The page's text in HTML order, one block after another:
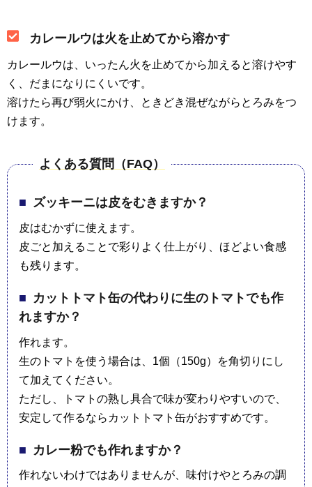
カレールウは火を止めてから溶かす
カレールウは、いったん火を止めてから加えると溶けやす
く、だまになりにくいです。
溶けたら再び弱火にかけ、ときどき混ぜながらとろみをつ
けます。
よくある質問（FAQ）
ズッキーニは皮をむきますか？
皮はむかずに使えます。
皮ごと加えることで彩りよく仕上がり、ほどよい食感
も残ります。
カットトマト缶の代わりに生のトマトでも作
れますか？
作れます。
生のトマトを使う場合は、1個（150g）を角切りにし
て加えてください。
ただし、トマトの熟し具合で味が変わりやすいので、
安定して作るならカットトマト缶がおすすめです。
カレー粉でも作れますか？
作れないわけではありませんが、味付けやとろみの調